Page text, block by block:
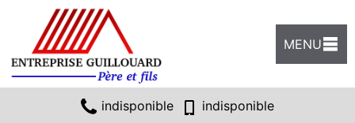
MENU
indisponible indisponible